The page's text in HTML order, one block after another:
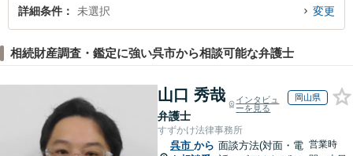
相談予約したい』などでお困りの相談者さんにおすすめです。
詳細条件 未選択 変更
相続財産調査・鑑定に強い呉市から相談可能な弁護士
山口 秀哉
弁護士
インタビュ
ーを見る
岡山県
すずかけ法律事務所
呉市 から 面談方法(対面・電 営業時